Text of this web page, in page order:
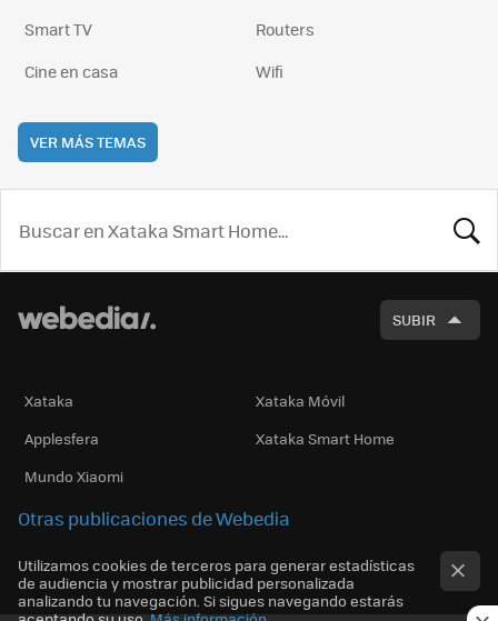
Smart TV
Routers
Cine en casa
Wifi
VER MÁS TEMAS
SUBIR
Xataka
Xataka Móvil
Applesfera
Xataka Smart Home
Mundo Xiaomi
Otras publicaciones de Webedia
Utilizamos cookies de terceros para generar estadísticas
de audiencia y mostrar publicidad personalizada
analizando tu navegación. Si sigues navegando estarás